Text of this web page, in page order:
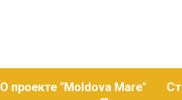
О проекте "Moldova Mare"